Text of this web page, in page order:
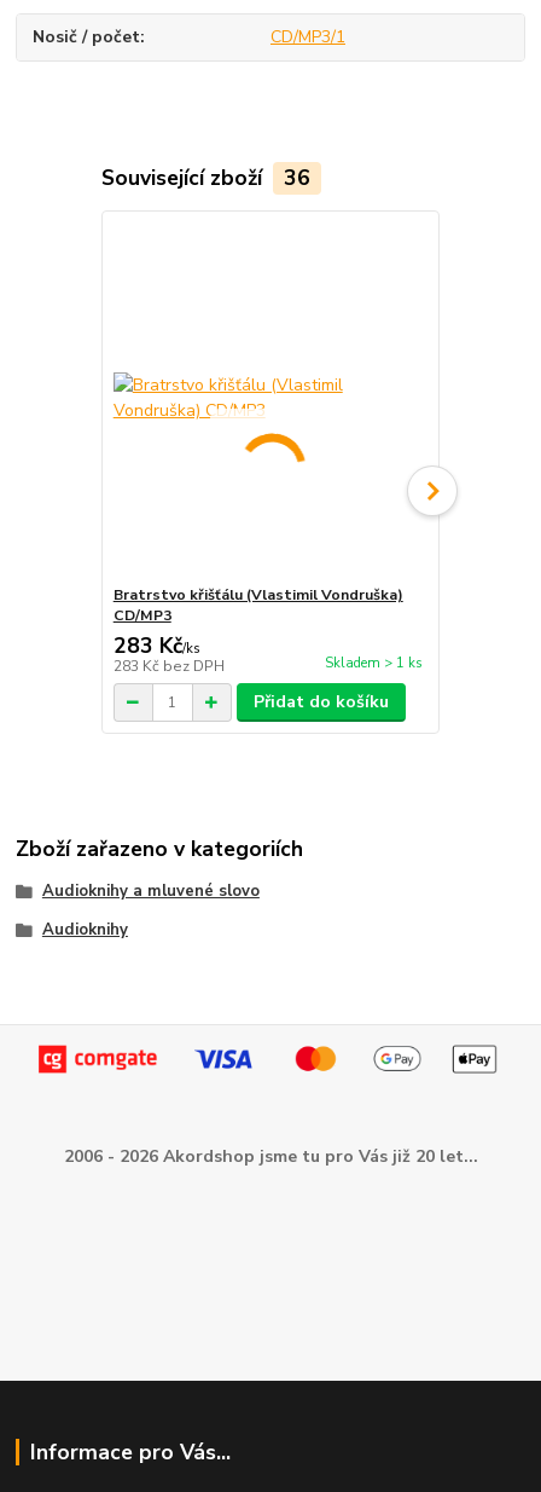
Nosič / počet CD/MP3/1
Související zboží 36
Bratrstvo křišťálu (Vlastimil Vondruška)
CD/MP3
283 Kč/ks
283 Kč bez DPH Skladem > 1 ks
Přidat do košíku
Zboží zařazeno v kategoriích
Audioknihy a mluvené slovo
Audioknihy
2006 - 2026 Akordshop jsme tu pro Vás již 20 let...
Informace pro Vás...